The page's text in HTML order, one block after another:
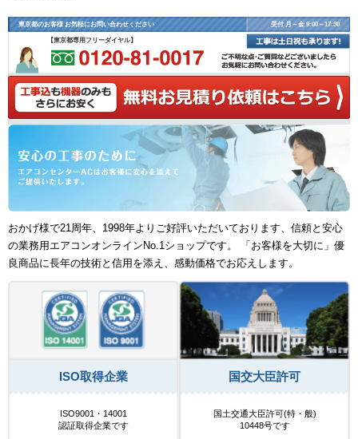
東京都のお客様 お気軽にお問い合わせください 受付 月～金 9:00～17:30
【東京都専用フリーダイヤル】
おかげ様で21周年、1998年よりご好評いただいております、信頼と安心
の業務用エアコンオンラインNo.1ショップです。 「お客様を大切に」優
良商品に長年の技術と信用を添え、感動価格でお応えします。
ISO取得企業
ISO9001・14001
認証取得企業です
国交大臣許可
国土交通大臣許可(特・般)
10448号です